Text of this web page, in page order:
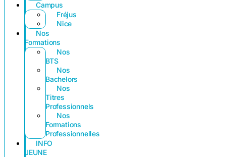
Campus
Fréjus
Nice
Nos
Formations
Nos
BTS
Nos
Bachelors
Nos
Titres
Professionnels
Nos
Formations
Professionnelles
INFO
JEUNE